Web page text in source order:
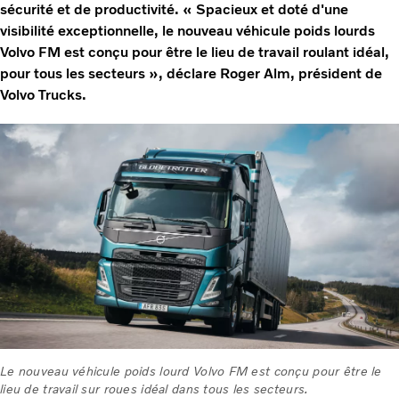
sécurité et de productivité. « Spacieux et doté d'une
visibilité exceptionnelle, le nouveau véhicule poids lourds
Volvo FM est conçu pour être le lieu de travail roulant idéal,
pour tous les secteurs », déclare Roger Alm, président de
Volvo Trucks.
Le nouveau véhicule poids lourd Volvo FM est conçu pour être le
lieu de travail sur roues idéal dans tous les secteurs.